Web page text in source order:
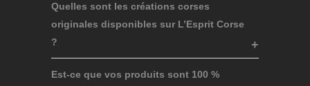
Quelles sont les créations corses
originales disponibles sur L’Esprit Corse
?
Est-ce que vos produits sont 100 %